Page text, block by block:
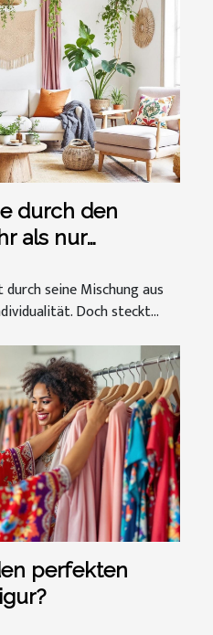
durch den
als nur
seine Mischung aus
Doch steckt...
perfekten